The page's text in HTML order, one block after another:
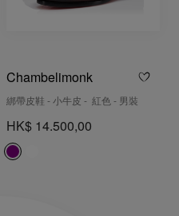
Chambelimonk
綁帶皮鞋 - 小牛皮 - 紅色 - 男裝
HK$ 14.500,00